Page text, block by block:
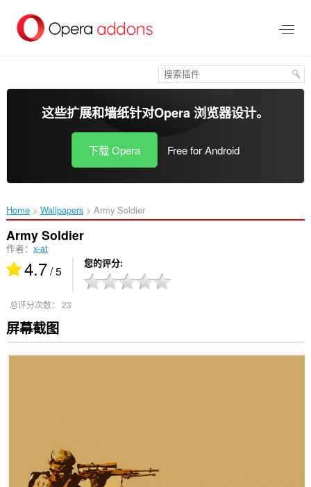
这些扩展和墙纸针对Opera 浏览器设计。
下载 Opera Free for Android
Home Wallpapers Army Soldier‎
Army Soldier
作者： x-at
4.7/ 5 您的评分
总评分次数： 23
屏幕截图